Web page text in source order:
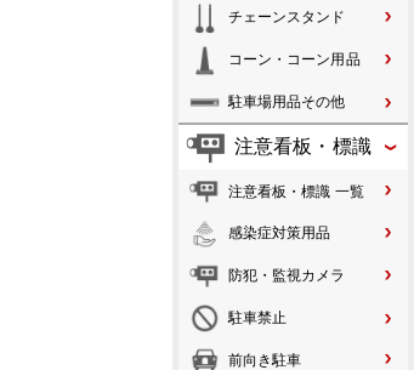
チェーンスタンド
コーン・コーン用品
駐車場用品その他
注意看板・標識
注意看板・標識 一覧
感染症対策用品
防犯・監視カメラ
駐車禁止
前向き駐車